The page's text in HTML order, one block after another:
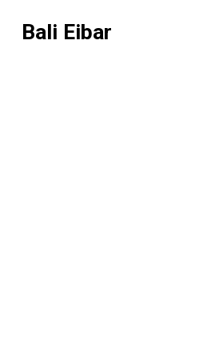
Bali Eibar